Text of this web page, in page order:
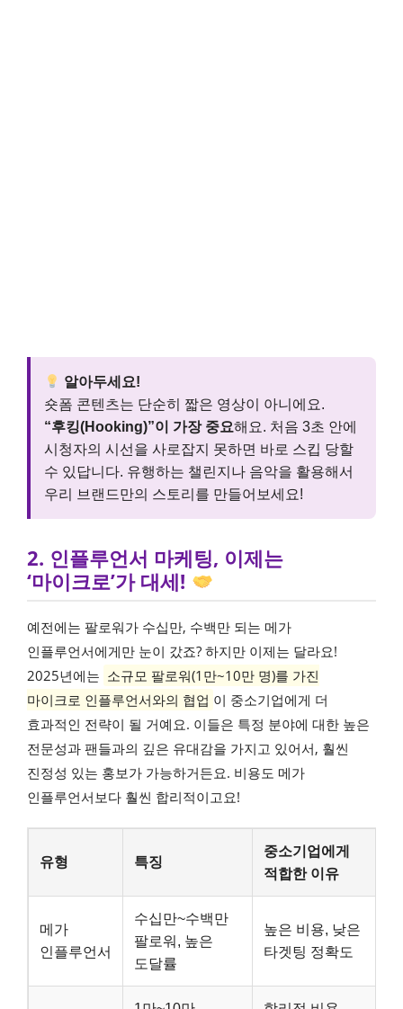
알아두세요!
숏폼 콘텐츠는 단순히 짧은 영상이 아니에요.
“후킹(Hooking)”이 가장 중요해요. 처음 3초 안에
시청자의 시선을 사로잡지 못하면 바로 스킵 당할
수 있답니다. 유행하는 챌린지나 음악을 활용해서
우리 브랜드만의 스토리를 만들어보세요!
2. 인플루언서 마케팅, 이제는
‘마이크로’가 대세!
예전에는 팔로워가 수십만, 수백만 되는 메가
인플루언서에게만 눈이 갔죠? 하지만 이제는 달라요!
2025년에는 소규모 팔로워(1만~10만 명)를 가진
마이크로 인플루언서와의 협업 이 중소기업에게 더
효과적인 전략이 될 거예요. 이들은 특정 분야에 대한 높은
전문성과 팬들과의 깊은 유대감을 가지고 있어서, 훨씬
진정성 있는 홍보가 가능하거든요. 비용도 메가
인플루언서보다 훨씬 합리적이고요!
유형 특징
중소기업에게
적합한 이유
메가
인플루언서
수십만~수백만
팔로워, 높은
도달률
높은 비용, 낮은
타겟팅 정확도